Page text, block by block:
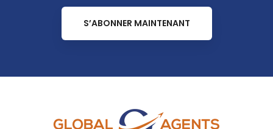
S’ABONNER MAINTENANT